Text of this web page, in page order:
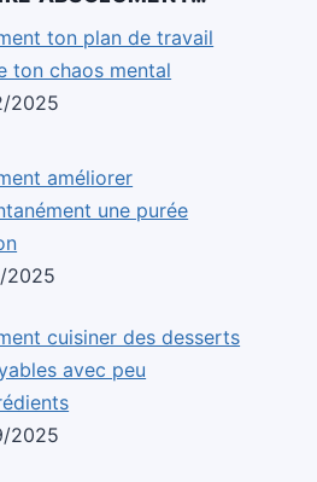
ton plan de travail
ton chaos mental
2025
améliorer
une purée
2025
cuisiner des desserts
avec peu
2025